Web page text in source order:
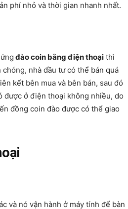
phí nhỏ và thời gian nhanh nhất.
đào coin bằng điện thoại thì
nhà đầu tư có thể bán quá
kết bên mua và bên bán, sau đó
được ở điện thoại không nhiều, do
đồng coin đào được có thể giao
và nó vận hành ở máy tính để bàn